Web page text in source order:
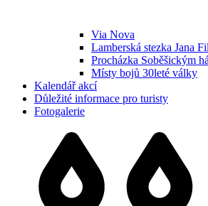
Via Nova
Lamberská stezka Jana
Procházka Soběšickým
Místy bojů 30leté války
Kalendář akcí
Důležité informace pro turisty
Fotogalerie